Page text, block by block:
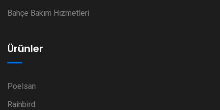
Bahçe Bakım Hizmetleri
Ürünler
Poelsan
Rainbird